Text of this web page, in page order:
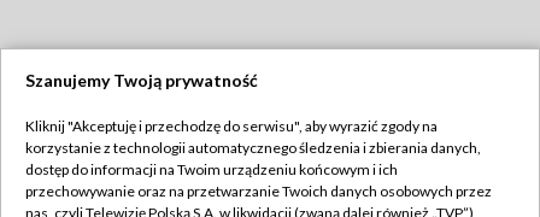
TVP
Abonament TVP
Regulamin TVP
Szanujemy Twoją prywatność
Kliknij "Akceptuję i przechodzę do serwisu", aby wyrazić zgody na
korzystanie z technologii automatycznego śledzenia i zbierania danych,
dostęp do informacji na Twoim urządzeniu końcowym i ich
przechowywanie oraz na przetwarzanie Twoich danych osobowych przez
nas, czyli Telewizję Polską S.A. w likwidacji (zwaną dalej również „TVP”),